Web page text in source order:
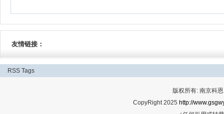
友情链接：
RSS Tags
版权所有: 南京科
CopyRight 2025 http://